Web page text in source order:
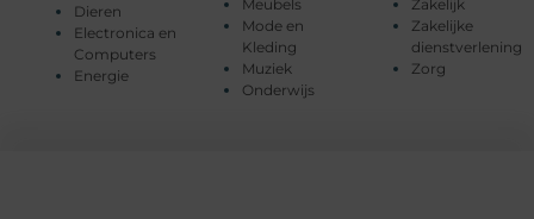
Dieren
Electronica en
Computers
Energie
Meubels
Mode en
Kleding
Muziek
Onderwijs
Zakelijk
Zakelijke
dienstverlening
Zorg